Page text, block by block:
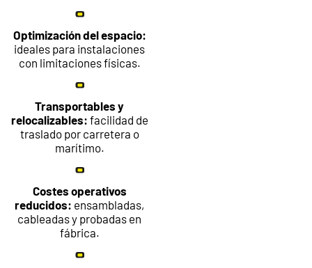
Optimización del espacio:
ideales para instalaciones
con limitaciones físicas.
Transportables y
relocalizables: facilidad de
traslado por carretera o
marítimo.
Costes operativos
reducidos: ensambladas,
cableadas y probadas en
fábrica.